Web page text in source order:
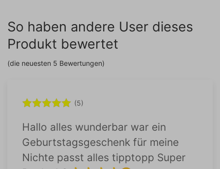
So haben andere User dieses
Produkt bewertet
(die neuesten 5 Bewertungen)
(5)
Hallo alles wunderbar war ein
Geburtstagsgeschenk für meine
Nichte passt alles tipptopp Super